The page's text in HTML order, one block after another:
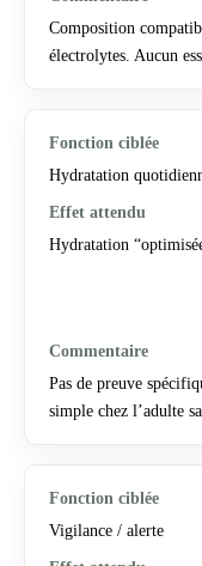
Composition
électrolytes. Aucun
Hydratation
Hydratation
Pas de preuve
simple chez l’adulte
Vigilance / alerte